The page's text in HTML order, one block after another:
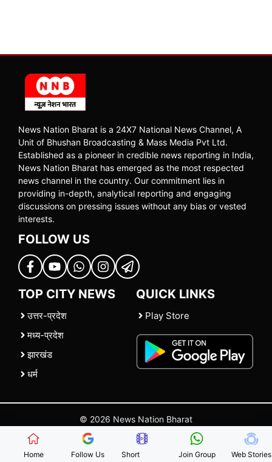
News Nation Bharat is a 24X7 National News Channel, A
Unit of Bhushan Broadcasting & Mass Media Pvt Ltd.
Established as a pioneer in credible news reporting in India,
News Nation Bharat has emerged as the most respected
news channel in the country. Our commitment lies in
providing in-depth, analytical reporting and engaging
discussions on pressing issues without any bias or vested
interests.
FOLLOW US
TOP CITY NEWS
उत्तर-प्रदेश
मध्य-प्रदेश
झारखंड
धर्म
QUICK LINKS
Play Store
© 2026 News Nation Bharat
| |Contact Us |Policies Terms and Conditions
Home Follow Us Short Join Group Web Stories